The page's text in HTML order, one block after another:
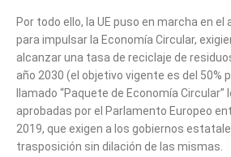
Por todo ello, la UE puso en marcha en el
para impulsar la Economía Circular,
alcanzar una tasa de reciclaje de
año 2030 (el objetivo vigente es del 50%
llamado “Paquete de Economía
aprobadas por el Parlamento Europeo
2019, que exigen a los gobiernos
trasposición sin dilación de las mismas.